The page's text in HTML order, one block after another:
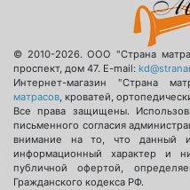
© 2010-2026.ООО "Страна
проспект, дом 47. E-mail:
Интернет-магазин "Страна
матрасов, кроватей,
Все права защищены.
письменного согласия
внимание на то, что данный
информационный характер и
публичной офертой,
Гражданского кодекса РФ.